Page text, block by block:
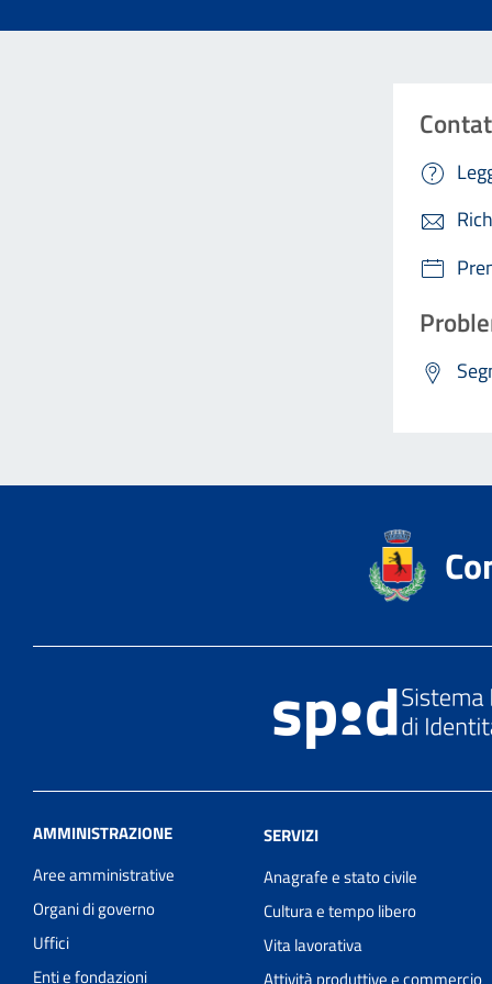
AMMINISTRAZIONE
Aree amministrative
Organi di governo
Uffici
Enti e fondazioni
SERVIZI
Anagrafe e stato civile
Cultura e tempo libero
Vita lavorativa
Attività produttive e commercio